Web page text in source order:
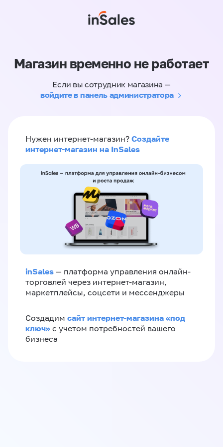
Магазин временно не работает
Если вы сотрудник магазина —
войдите в панель администратора
Нужен интернет-магазин? Создайте
интернет-магазин на InSales
inSales — платформа управления онлайн-
торговлей через интернет-магазин,
маркетплейсы, соцсети и мессенджеры
Создадим сайт интернет-магазина «под
ключ» с учетом потребностей вашего
бизнеса